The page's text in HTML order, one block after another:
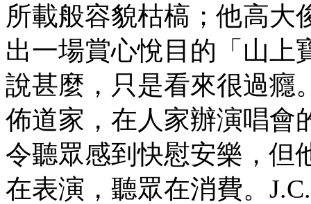
所載般容貌枯槁；他高大
出一場賞心悅目的「山上
說甚麼，只是看來很過癮
佈道家，在人家辦演唱會
令聽眾感到快慰安樂，但
在表演，聽眾在消費。